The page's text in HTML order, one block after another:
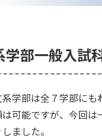
学部一般入試
学部は全７学部に
可能ですが、今回
ました。